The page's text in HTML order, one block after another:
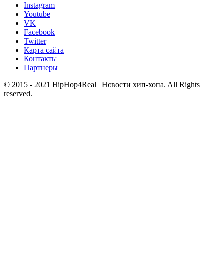
Instagram
Youtube
VK
Facebook
Twitter
Карта сайта
Контакты
Партнеры
© 2015 - 2021 HipHop4Real | Новости хип-хопа. All Rights
reserved.